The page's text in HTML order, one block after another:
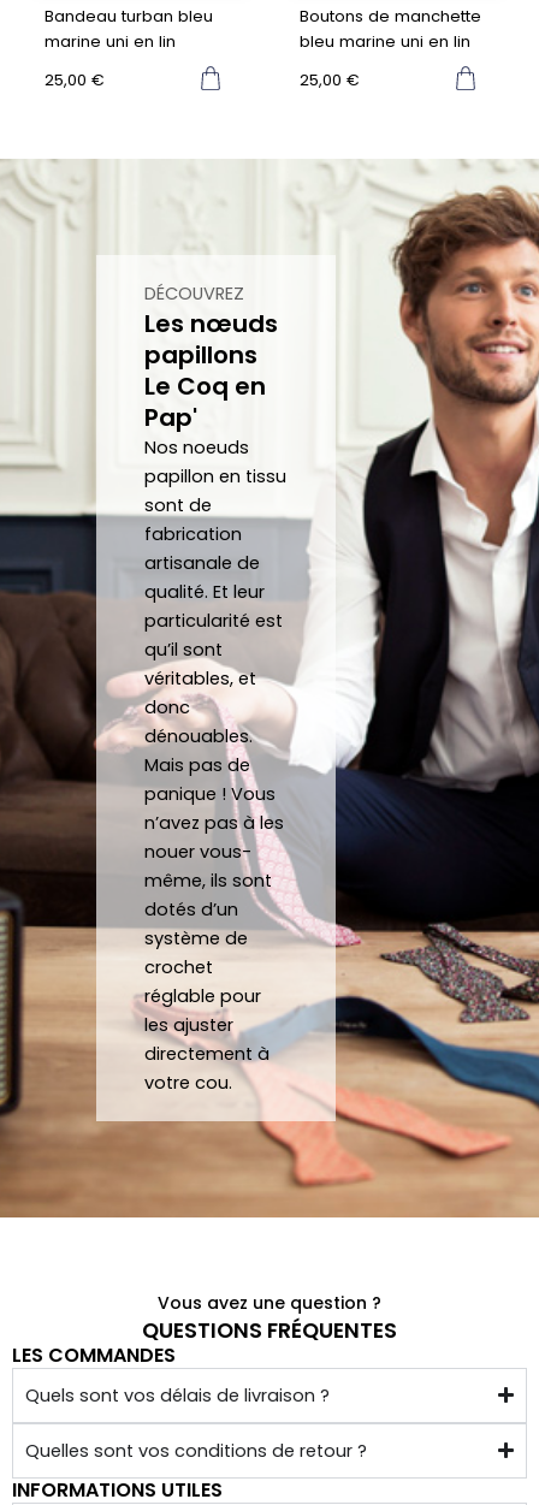
avoir
la
man
de
répo
item
ent à
atten
pouv
porte
r des
noeu
ds
es de
nnés
à
quelq
ues
kilom
ètres
de
chez
noeu
d et
ent
un
Noeu
d sur
mesu
re.
Je
reco
mma
nde
forte
ment
Merci
coup
à eux
encor
e!
un
Bandeau turban bleu
marine uni en lin
25,00 €
Boutons de manchette
bleu marine uni en lin
25,00 €
DÉCOUVREZ
Les nœuds
papillons
Le Coq en
Pap'
Nos noeuds
papillon en tissu
sont de
fabrication
artisanale de
qualité. Et leur
particularité est
qu’il sont
véritables, et
donc
dénouables.
Mais pas de
panique ! Vous
n’avez pas à les
nouer vous-
même, ils sont
dotés d’un
système de
crochet
réglable pour
les ajuster
directement à
votre cou.
Vous avez une question ?
QUESTIONS FRÉQUENTES
LES COMMANDES
Quels sont vos délais de livraison ?
Quelles sont vos conditions de retour ?
INFORMATIONS UTILES